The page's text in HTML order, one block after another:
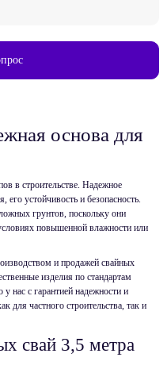
основа для
в строительстве. Надежное
его устойчивость и безопасность.
грунтов, поскольку они
повышенной влажности или
и продажей свайных
изделия по стандартам
с гарантией надежности и
для частного строительства, так и
свай 3,5 метра